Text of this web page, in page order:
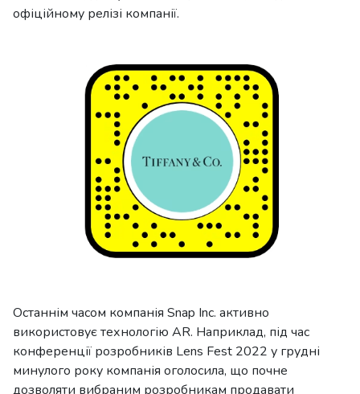
офіційному релізі компанії.
Останнім часом компанія Snap Inc. активно
використовує технологію AR. Наприклад, під час
конференції розробників Lens Fest 2022 у грудні
минулого року компанія оголосила, що почне
дозволяти вибраним розробникам продавати